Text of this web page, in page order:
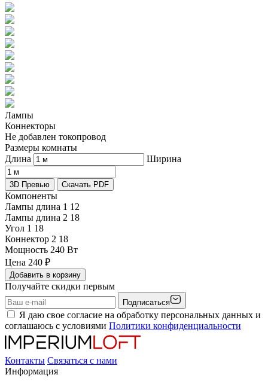
Лампы
Коннекторы
Не добавлен токопровод
Размеры комнаты
Длина
Ширина
3D Превью Скачать PDF
Компоненты
Лампы длина 1 12
Лампы длина 2 18
Угол 1 18
Коннектор 2 18
Мощность 240 Вт
Цена 240 ₽
Добавить в корзину
Получайте скидки первым
Подписаться
Я даю свое согласие на обработку персональных данных и
соглашаюсь с условиями Политики конфиденциальности
Контакты Связаться с нами
Информация